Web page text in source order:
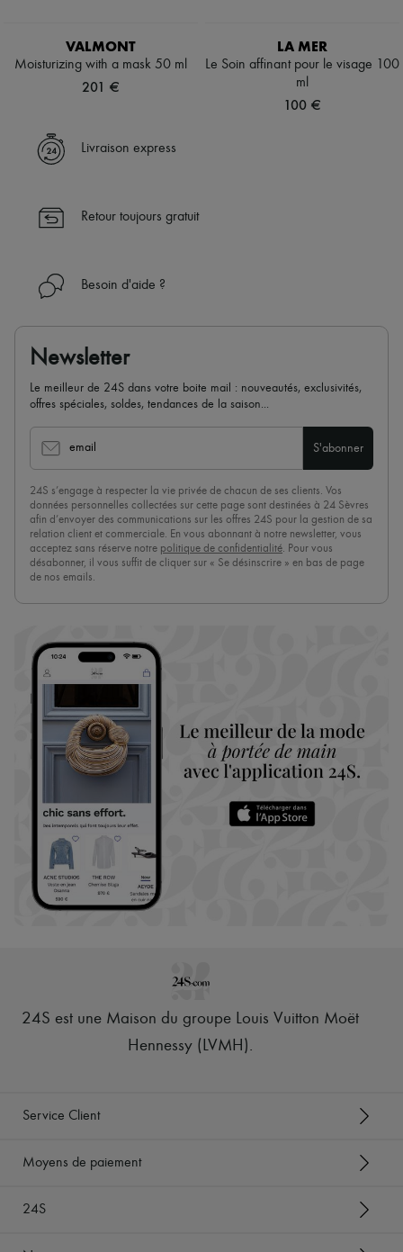
VALMONT
Moisturizing with a mask 50 ml
201 €
LA MER
Le Soin affinant pour le visage 100
ml
100 €
Livraison express
Retour toujours gratuit
Besoin d'aide ?
Newsletter
Le meilleur de 24S dans votre boite mail : nouveautés, exclusivités,
offres spéciales, soldes, tendances de la saison...
email S'abonner
24S s’engage à respecter la vie privée de chacun de ses clients. Vos
données personnelles collectées sur cette page sont destinées à 24 Sèvres
afin d’envoyer des communications sur les offres 24S pour la gestion de sa
relation client et commerciale. En vous abonnant à notre newsletter, vous
acceptez sans réserve notre politique de confidentialité. Pour vous
désabonner, il vous suffit de cliquer sur « Se désinscrire » en bas de page
de nos emails.
24S est une Maison du groupe Louis Vuitton Moët
Hennessy (LVMH).
Service Client
Moyens de paiement
24S